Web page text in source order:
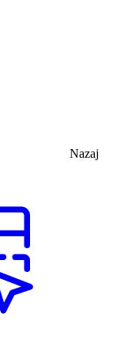
Nazaj